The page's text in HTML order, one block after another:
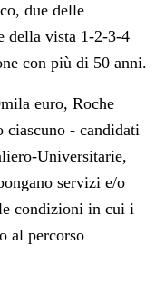
due delle
della vista 1-2-3-4
con più di 50 anni.
euro, Roche
ciascuno - candidati
Universitarie,
servizi e/o
condizioni in cui i
al percorso